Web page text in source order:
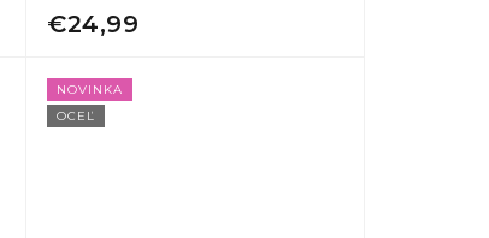
€24,99
NOVINKA
OCEĽ